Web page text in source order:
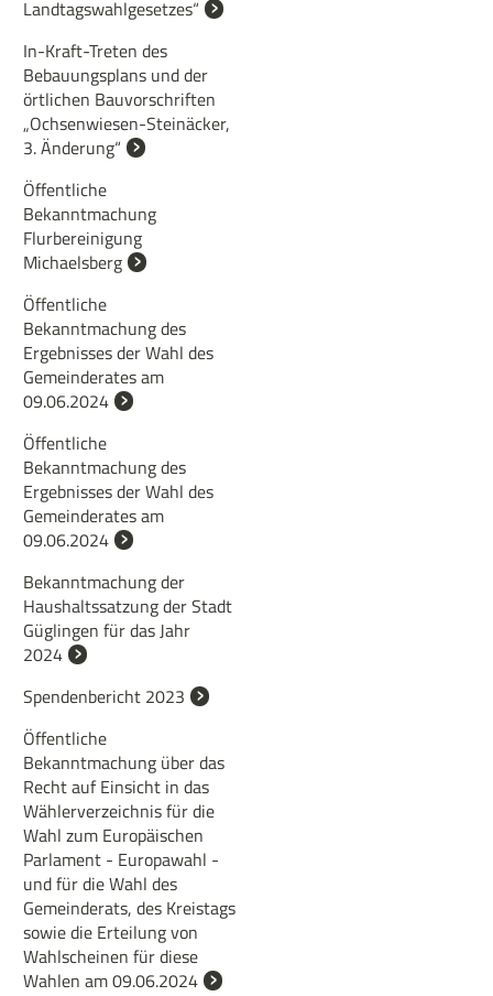
Landtagswahlgesetzes“
In-Kraft-Treten des
Bebauungsplans und der
örtlichen Bauvorschriften
„Ochsenwiesen-Steinäcker,
3. Änderung“
Öffentliche
Bekanntmachung
Flurbereinigung
Michaelsberg
Öffentliche
Bekanntmachung des
Ergebnisses der Wahl des
Gemeinderates am
09.06.2024
Öffentliche
Bekanntmachung des
Ergebnisses der Wahl des
Gemeinderates am
09.06.2024
Bekanntmachung der
Haushaltssatzung der Stadt
Güglingen für das Jahr
2024
Spendenbericht 2023
Öffentliche
Bekanntmachung über das
Recht auf Einsicht in das
Wählerverzeichnis für die
Wahl zum Europäischen
Parlament - Europawahl -
und für die Wahl des
Gemeinderats, des Kreistags
sowie die Erteilung von
Wahlscheinen für diese
Wahlen am 09.06.2024